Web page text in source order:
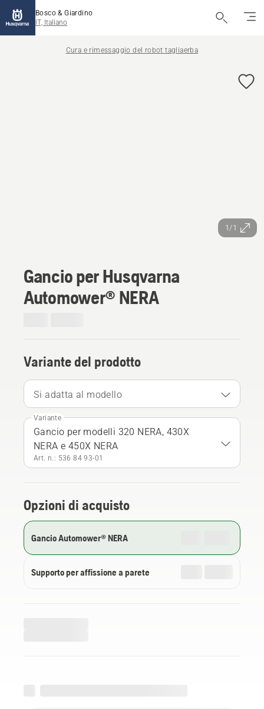
Bosco & Giardino
IT, Italiano
Cura e rimessaggio del robot tagliaerba
1/1
Gancio per Husqvarna
Automower® NERA
Variante del prodotto
Si adatta al modello
Variante
Gancio per modelli 320 NERA, 430X
NERA e 450X NERA
Art. n.: 536 84 93‑01
Opzioni di acquisto
Gancio Automower® NERA
Supporto per affissione a parete